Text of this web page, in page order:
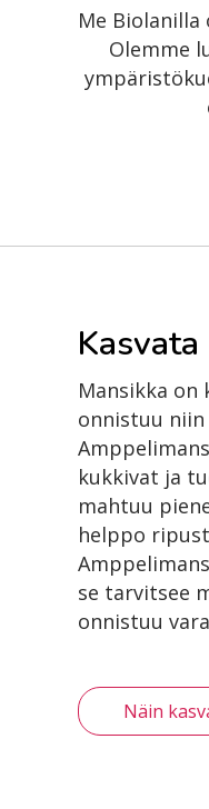
Me
Olemme
Mansikka on
onnistuu
kukkivat ja
mahtuu
helppo
se tarvitsee
onnistuu
Näin